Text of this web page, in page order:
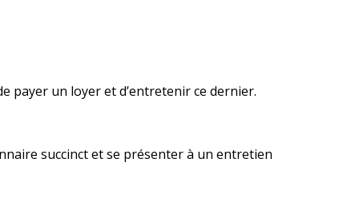
payer un loyer et d’entretenir ce dernier.
succinct et se présenter à un entretien